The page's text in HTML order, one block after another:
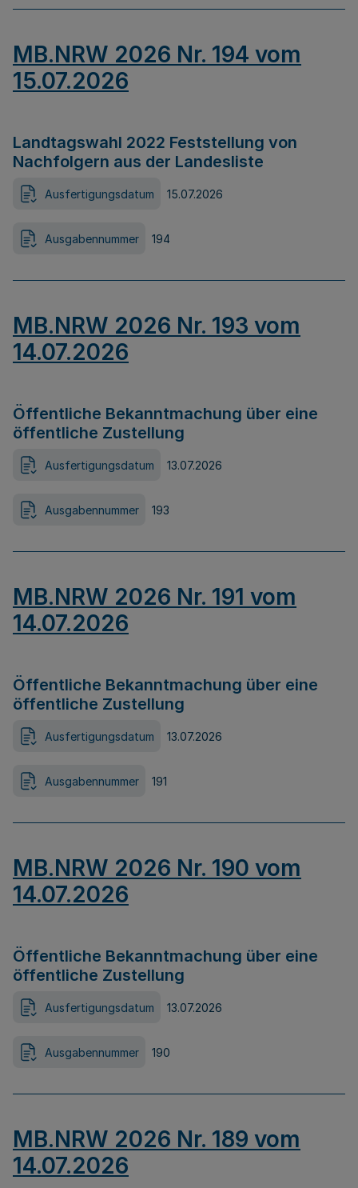
MB.NRW 2026 Nr. 194 vom
15.07.2026
Landtagswahl 2022 Feststellung von
Nachfolgern aus der Landesliste
Ausfertigungsdatum 15.07.2026
Ausgabennummer 194
MB.NRW 2026 Nr. 193 vom
14.07.2026
Öffentliche Bekanntmachung über eine
öffentliche Zustellung
Ausfertigungsdatum 13.07.2026
Ausgabennummer 193
MB.NRW 2026 Nr. 191 vom
14.07.2026
Öffentliche Bekanntmachung über eine
öffentliche Zustellung
Ausfertigungsdatum 13.07.2026
Ausgabennummer 191
MB.NRW 2026 Nr. 190 vom
14.07.2026
Öffentliche Bekanntmachung über eine
öffentliche Zustellung
Ausfertigungsdatum 13.07.2026
Ausgabennummer 190
MB.NRW 2026 Nr. 189 vom
14.07.2026